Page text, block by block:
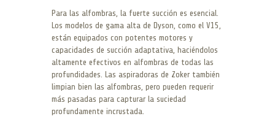
Para las alfombras, la fuerte succión es esencial.
Los modelos de gama alta de Dyson, como el V15,
están equipados con potentes motores y
capacidades de succión adaptativa, haciéndolos
altamente efectivos en alfombras de todas las
profundidades. Las aspiradoras de Zoker también
limpian bien las alfombras, pero pueden requerir
más pasadas para capturar la suciedad
profundamente incrustada.